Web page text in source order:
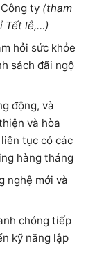
ty (tham
Tết lễ,…)
hỏi sức khỏe
sách đãi ngộ
động, và
và hòa
tục có các
hàng tháng
nghệ mới và
chóng tiếp
kỹ năng lập